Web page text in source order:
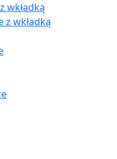
wkładką
z wkładką